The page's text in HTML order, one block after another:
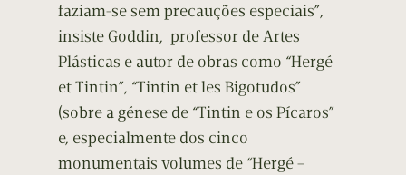
faziam-se sem precauções especiais”,
insiste Goddin, professor de Artes
Plásticas e autor de obras como “Hergé
et Tintin”, “Tintin et les Bigotudos”
(sobre a génese de “Tintin e os Pícaros”
e, especialmente dos cinco
monumentais volumes de “Hergé –